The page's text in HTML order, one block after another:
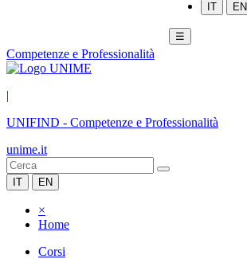
IT EN
☰
Competenze e Professionalità
|
UNIFIND - Competenze e Professionalità
unime.it
IT EN
×
Home
Corsi